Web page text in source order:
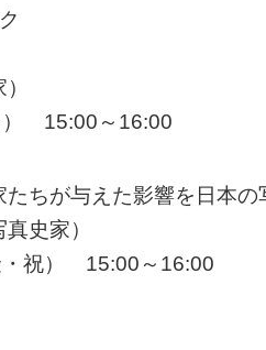
） 15:00～16:00
たちが与えた影響を日本の
史家）
・祝） 15:00～16:00